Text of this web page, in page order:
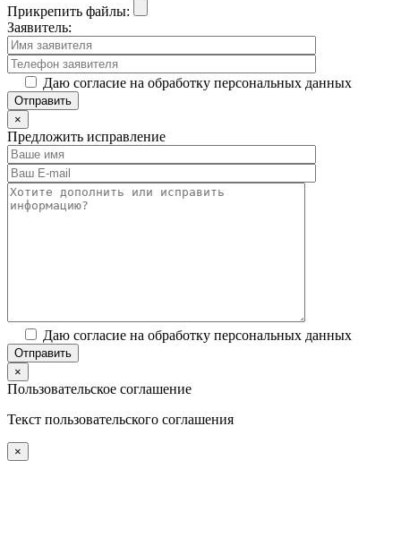
Прикрепить файлы:
Заявитель:
Даю согласие на обработку персональных данных
×
Предложить исправление
Даю согласие на обработку персональных данных
×
Пользовательское соглашение
Текст пользовательского соглашения
×